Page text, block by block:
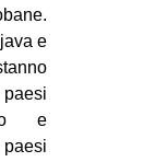
e
e